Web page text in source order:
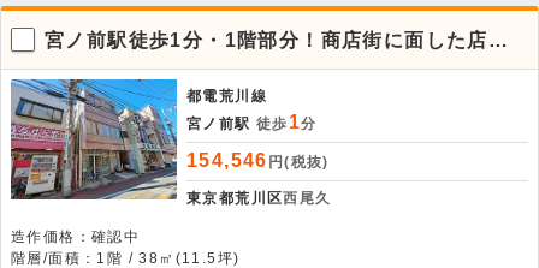
宮ノ前駅徒歩1分・1階部分！商店街に面した店
舗・事務所物件
都電荒川線
宮ノ前駅 徒歩 1分
154,546 円(税抜)
東京都荒川区西尾久
造作価格：確認中
階層/面積：1階 / 38㎡(11.5坪)